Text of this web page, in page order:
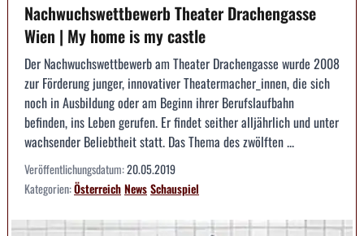
Nachwuchswettbewerb Theater Drachengasse
Wien | My home is my castle
Der Nachwuchswettbewerb am Theater Drachengasse wurde 2008
zur Förderung junger, innovativer Theatermacher_innen, die sich
noch in Ausbildung oder am Beginn ihrer Berufslaufbahn
befinden, ins Leben gerufen. Er findet seither alljährlich und unter
wachsender Beliebtheit statt. Das Thema des zwölften ...
Veröffentlichungsdatum:20.05.2019
Kategorien:ÖsterreichNewsSchauspiel